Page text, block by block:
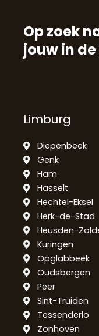
Op zoek
jouw in
Limburg
Diepenbeek
Genk
Ham
Hasselt
Hechtel-Eksel
Herk-de-Stad
Heusden-
Kuringen
Opglabbeek
Oudsbergen
Peer
Sint-Truiden
Tessenderlo
Zonhoven